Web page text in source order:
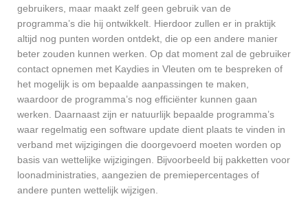
gebruikers, maar maakt zelf geen gebruik van de
programma’s die hij ontwikkelt. Hierdoor zullen er in praktijk
altijd nog punten worden ontdekt, die op een andere manier
beter zouden kunnen werken. Op dat moment zal de gebruiker
contact opnemen met Kaydies in Vleuten om te bespreken of
het mogelijk is om bepaalde aanpassingen te maken,
waardoor de programma’s nog efficiënter kunnen gaan
werken. Daarnaast zijn er natuurlijk bepaalde programma’s
waar regelmatig een software update dient plaats te vinden in
verband met wijzigingen die doorgevoerd moeten worden op
basis van wettelijke wijzigingen. Bijvoorbeeld bij pakketten voor
loonadministraties, aangezien de premiepercentages of
andere punten wettelijk wijzigen.